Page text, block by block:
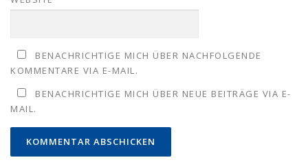
BENACHRICHTIGE MICH ÜBER NACHFOLGENDE
KOMMENTARE VIA E-MAIL.
BENACHRICHTIGE MICH ÜBER NEUE BEITRÄGE VIA E-
MAIL.